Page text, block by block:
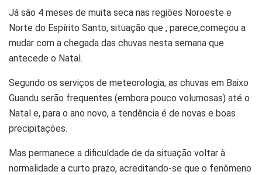
Já são 4 meses de muita seca nas regiões Noroeste e
Norte do Espírito Santo, situação que , parece,começou a
mudar com a chegada das chuvas nesta semana que
antecede o Natal.
Segundo os serviços de meteorologia, as chuvas em Baixo
Guandu serão frequentes (embora pouco volumosas) até o
Natal e, para o ano novo, a tendência é de novas e boas
precipitações.
Mas permanece a dificuldade de da situação voltar à
normalidade a curto prazo, acreditando-se que o fenômeno